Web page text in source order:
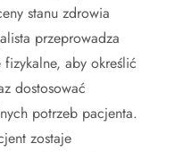
stanu zdrowia
przeprowadza
aby określić
dostosować
potrzeb pacjenta.
zostaje